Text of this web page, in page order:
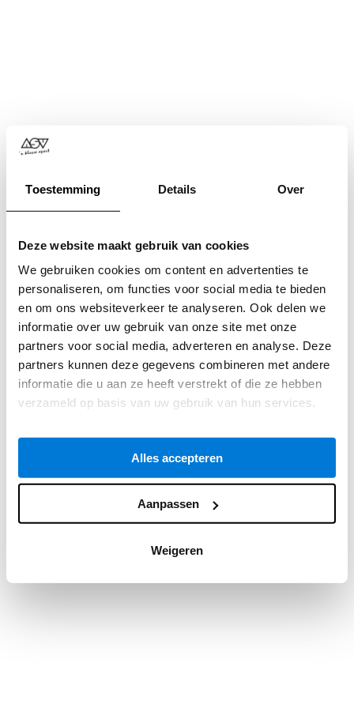
Toestemming Details Over
Deze website maakt gebruik van cookies
We gebruiken cookies om content en advertenties te
personaliseren, om functies voor social media te bieden
en om ons websiteverkeer te analyseren. Ook delen we
informatie over uw gebruik van onze site met onze
partners voor social media, adverteren en analyse. Deze
partners kunnen deze gegevens combineren met andere
informatie die u aan ze heeft verstrekt of die ze hebben
verzameld op basis van uw gebruik van hun services.
Alles accepteren
Aanpassen
Weigeren
Application error: a client-side exception has occurred while
loadingwww.asv.nl(see the browser consolefor more
information).